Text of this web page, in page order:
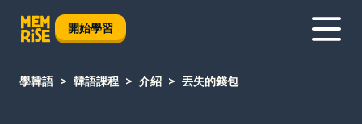
開始學習
學韓語 韓語課程 介紹 丟失的錢包